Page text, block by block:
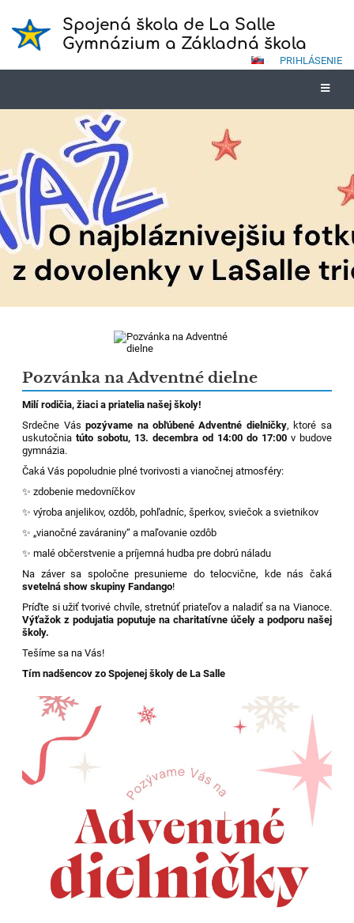
Spojená škola de La Salle
Gymnázium a Základná škola
PRIHLÁSENIE
Pozvánka na Adventné dielne
Milí rodičia, žiaci a priatelia našej školy!
Srdečne Váspozývame na obľúbené Adventné dielničky, ktoré sa
uskutočniatúto sobotu, 13. decembra od 14:00 do 17:00v budove
gymnázia.
Čaká Vás popoludnie plné tvorivosti a vianočnej atmosféry:
✨ zdobenie medovníčkov
✨ výroba anjelikov, ozdôb, pohľadníc, šperkov, sviečok a svietnikov
✨ „vianočné zaváraniny“ a maľovanie ozdôb
✨ malé občerstvenie a príjemná hudba pre dobrú náladu
Na záver sa spoločne presunieme do telocvične, kde nás čaká
svetelná show skupiny Fandango!
Príďte si užiť tvorivé chvíle, stretnúť priateľov a naladiť sa na Vianoce.
Výťažok z podujatia poputuje na charitatívne účely a podporu našej
školy.
Tešíme sa na Vás!
Tím nadšencov zo Spojenej školy de La Salle